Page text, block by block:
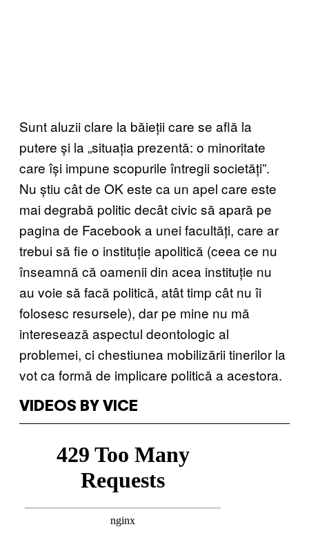
Sunt aluzii clare la băieții care se află la
putere și la „situația prezentă: o minoritate
care își impune scopurile întregii societăți”.
Nu știu cât de OK este ca un apel care este
mai degrabă politic decât civic să apară pe
pagina de Facebook a unei facultăți, care ar
trebui să fie o instituție apolitică (ceea ce nu
înseamnă că oamenii din acea instituție nu
au voie să facă politică, atât timp cât nu îi
folosesc resursele), dar pe mine nu mă
interesează aspectul deontologic al
problemei, ci chestiunea mobilizării tinerilor la
vot ca formă de implicare politică a acestora.
VIDEOS BY VICE